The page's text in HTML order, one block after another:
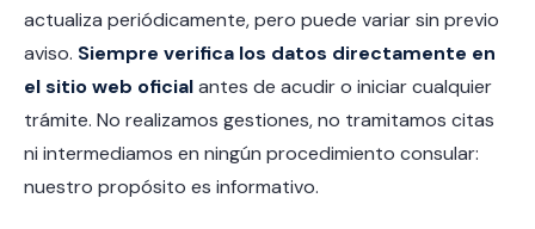
actualiza periódicamente, pero puede variar sin previo
aviso. Siempre verifica los datos directamente en
el sitio web oficialantes de acudir o iniciar cualquier
trámite. No realizamos gestiones, no tramitamos citas
ni intermediamos en ningún procedimiento consular:
nuestro propósito es informativo.